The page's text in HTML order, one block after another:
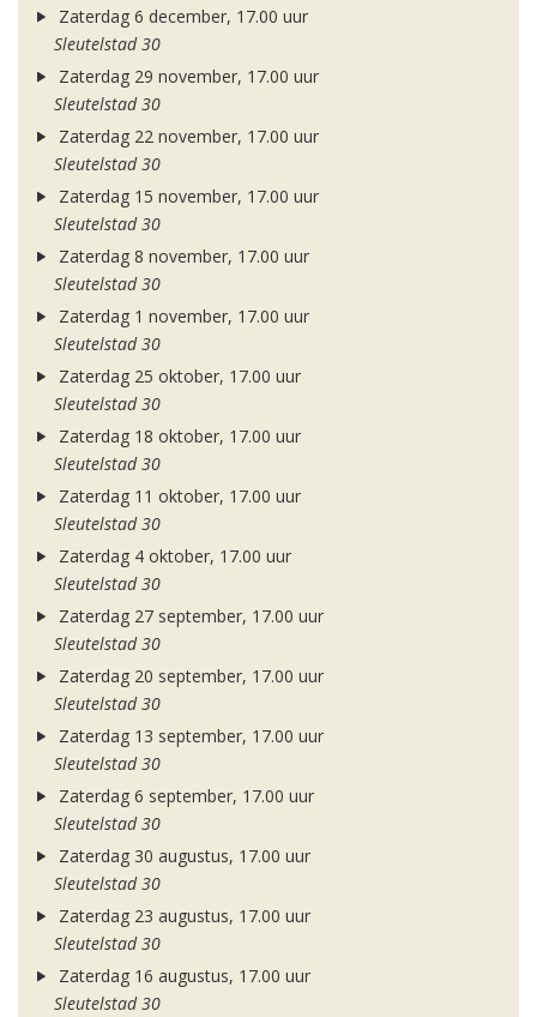
Zaterdag 6 december, 17.00 uur
Sleutelstad 30
Zaterdag 29 november, 17.00 uur
Sleutelstad 30
Zaterdag 22 november, 17.00 uur
Sleutelstad 30
Zaterdag 15 november, 17.00 uur
Sleutelstad 30
Zaterdag 8 november, 17.00 uur
Sleutelstad 30
Zaterdag 1 november, 17.00 uur
Sleutelstad 30
Zaterdag 25 oktober, 17.00 uur
Sleutelstad 30
Zaterdag 18 oktober, 17.00 uur
Sleutelstad 30
Zaterdag 11 oktober, 17.00 uur
Sleutelstad 30
Zaterdag 4 oktober, 17.00 uur
Sleutelstad 30
Zaterdag 27 september, 17.00 uur
Sleutelstad 30
Zaterdag 20 september, 17.00 uur
Sleutelstad 30
Zaterdag 13 september, 17.00 uur
Sleutelstad 30
Zaterdag 6 september, 17.00 uur
Sleutelstad 30
Zaterdag 30 augustus, 17.00 uur
Sleutelstad 30
Zaterdag 23 augustus, 17.00 uur
Sleutelstad 30
Zaterdag 16 augustus, 17.00 uur
Sleutelstad 30